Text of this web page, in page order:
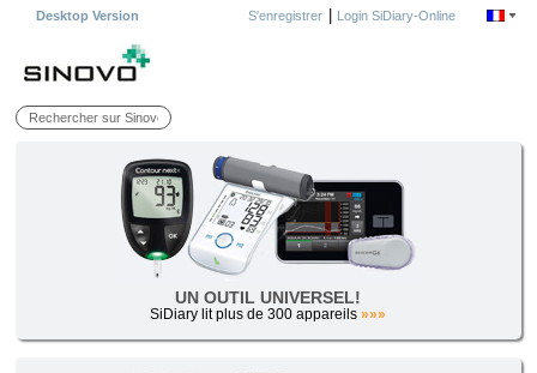
Desktop Version S'enregistrer| Login SiDiary-Online
UN OUTIL UNIVERSEL!
SiDiary lit plus de 300 appareils»»»